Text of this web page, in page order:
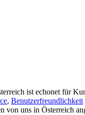
ist echonet für
, Benutzerfreundlichkeit
von uns in Österreich